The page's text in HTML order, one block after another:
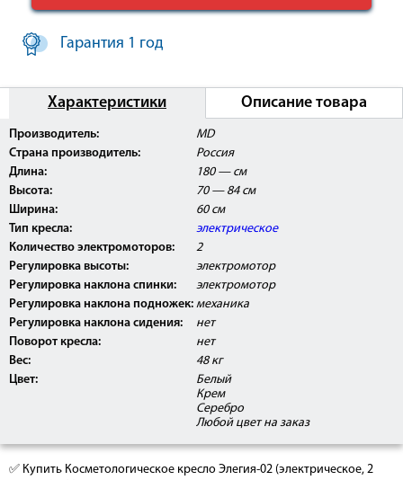
Гарантия 1 год
Характеристики Описание товара
Производитель:
MD
Страна производитель:
Россия
Длина:
180 — см
Высота:
70 — 84 см
Ширина:
60 см
Тип кресла:
электрическое
Количество электромоторов:
2
Регулировка высоты:
электромотор
Регулировка наклона спинки:
электромотор
Регулировка наклона подножек: механика
Регулировка наклона сидения:
нет
Поворот кресла:
нет
Вес:
48 кг
Цвет:
Белый
Крем
Серебро
Любой цвет на заказ
✅ Купить Косметологическое кресло Элегия-02 (электрическое, 2